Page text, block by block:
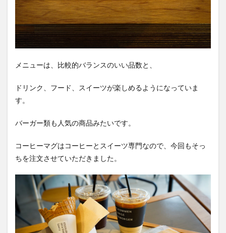
メニューは、比較的バランスのいい品数と、
ドリンク、フード、スイーツが楽しめるようになっていま
す。
バーガー類も人気の商品みたいです。
コーヒーマグはコーヒーとスイーツ専門なので、今回もそっ
ちを注文させていただきました。